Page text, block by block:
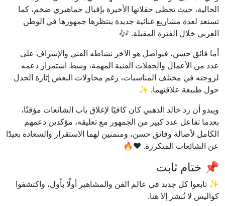
الحالية، حيث تحظى حفلاتها الأخيرة بإقبال جماهيري ضخم، كما
تستعد لعدة مشاريع غنائية جديدة ينتظرها جمهورها في الوطن
العربي خلال الفترة المقبلة. 🎶
أما فائق حسن، فيواصل هو الآخر نشاطه الفني والإشراف على
عدد من الأعمال والحفلات الفنية المهمة، وسط استمرار دعمه
لزوجته في مختلف المناسبات، رغم محاولات البعض إثارة الجدل
حول طبيعة علاقتهما. ✨
ويبدو أن رد خالد الذهبي كان كافيًا لإغلاق باب الشائعات مؤقتًا،
بعدما تفاعل عدد كبير من الجمهور مع تعليقه، مؤكدين دعمهم
الكامل لأصالة وفائق حسن، ومتمنين لهما الاستقرار والسعادة بعيدًا
عن الشائعات المتكررة. ❤️🔥
📌 ختام ثابت
✨ تابعوا كل جديد في عالم الفن والمشاهير أولًا بأول، واكتشفوا
كواليس لا تُنشر إلا هنا.